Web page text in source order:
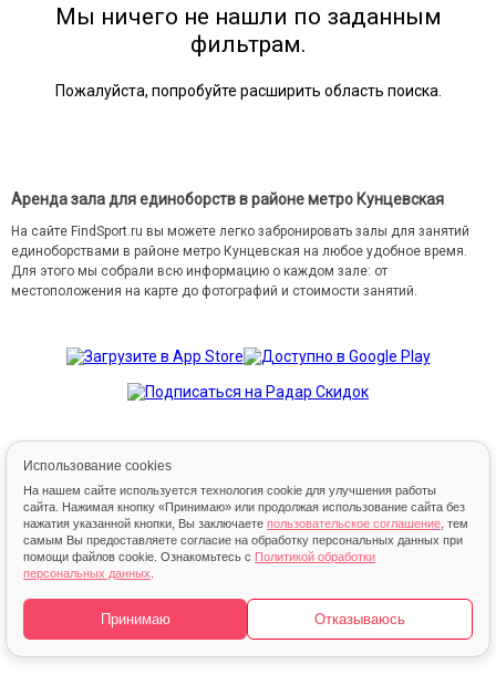
Использование cookies
На нашем сайте используется технология cookie для улучшения работы
сайта. Нажимая кнопку «Принимаю» или продолжая использование сайта без
нажатия указанной кнопки, Вы заключаете пользовательское соглашение , тем
самым Вы предоставляете согласие на обработку персональных данных при
помощи файлов cookie. Ознакомьтесь с Политикой обработки
персональных данных
Принимаю Отказываюсь
Мы ничего не нашли по заданным
фильтрам.
Пожалуйста, попробуйте расширить область поиска.
Аренда зала для единоборств в районе метро Кунцевская
На сайте FindSport.ru вы можете легко забронировать залы для занятий
единоборствами в районе метро Кунцевская на любое удобное время.
Для этого мы собрали всю информацию о каждом зале: от
местоположения на карте до фотографий и стоимости занятий.
© 2013 – 2026 FindSport.ru